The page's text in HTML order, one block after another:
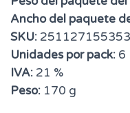
Ancho del paquete
SKU:
Unidades por pack: 6
IVA: 21 %
Peso: 170 g